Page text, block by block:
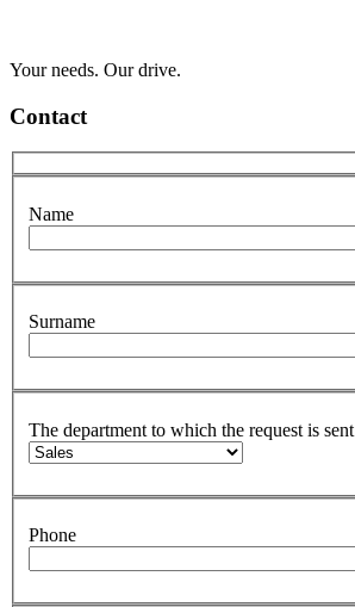
Your needs. Our drive.
Contact
Name
Surname
The department to which the request is sent
Phone